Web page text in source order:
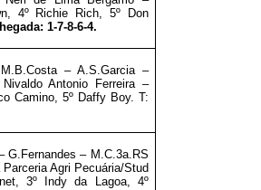
4º Richie Rich, 5º Don
1-7-8-6-4.
– A.S.Garcia –
Antonio Ferreira –
Camino, 5º Daffy Boy. T:
G.Fernandes – M.C.3a.RS
Agri Pecuária/Stud
3º Indy da Lagoa, 4º